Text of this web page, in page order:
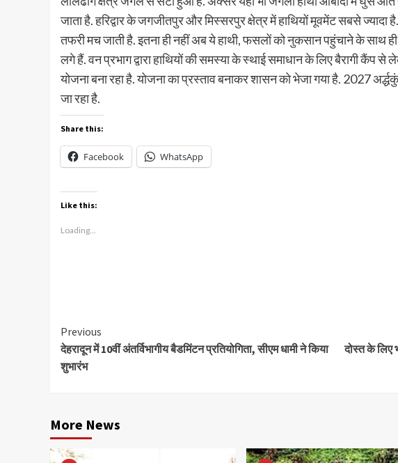
जाता है. हरिद्वार के जगजीतपुर और मिस्सरपुर क्षेत्र में हाथियों मूवमेंट सबसे
तफरी मच जाती है. इतना ही नहीं अब ये हाथी, फसलों को नुकसान पहुंचाने के साथ
लगे हैं. वन प्रभाग द्वारा हाथियों की समस्या के स्थाई समाधान के लिए बैरागी
योजना बना रहा है. योजना का प्रस्ताव बनाकर शासन को भेजा गया है. 2027
जा रहा है.
Share this:
Facebook WhatsApp
Like this:
Loading...
Continue
Reading
Previous
देहरादून में 10वीं अंतर्विभागीय बैडमिंटन प्रतियोगिता, सीएम धामी ने किया
शुभारंभ
दोस्त के लिए
More News